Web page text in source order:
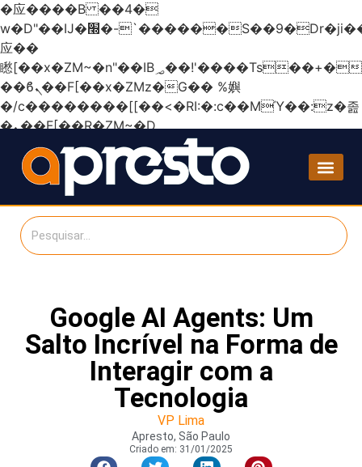
�应����B ��4�
w�D"��IJ�׭�-`������S��9�Dr�ji��EJ߅��gJ�
应��
矁[��x�ZM~�n"��IB؃��!'����Тѕ��+��(m��IK�ʭ�/|
��ϐܢ��F[��x�ZMz�G�� %嬩
�/c��������[[��<�RI:�:c��MΎ��:z�졾
�ܢ��F[��R�ZM~�D
Google AI Agents: Um
Salto Incrível na Forma de
Interagir com a
Tecnologia
VP Lima
Apresto, São Paulo
Criado em: 31/01/2025